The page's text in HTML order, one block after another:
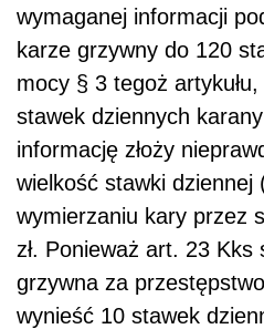
wymaganej informacji
karze grzywny do 120
mocy § 3 tegoż
stawek dziennych
informację złoży
wielkość stawki dziennej
wymierzaniu kary przez
zł. Ponieważ art. 23
grzywna za
wynieść 10 stawek